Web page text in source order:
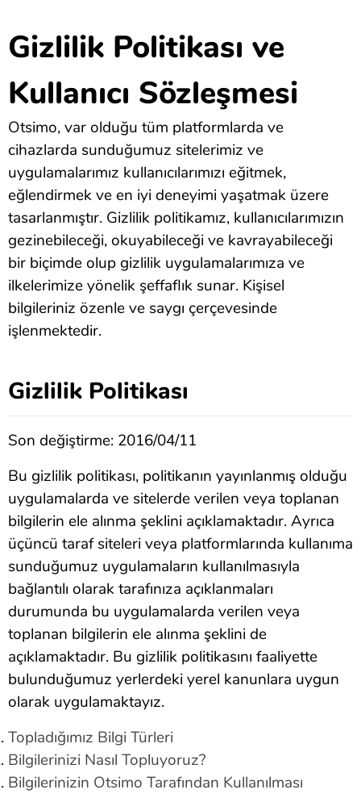
Gizlilik Politikası ve
Kullanıcı Sözleşmesi
Otsimo, var olduğu tüm platformlarda ve
cihazlarda sunduğumuz sitelerimiz ve
uygulamalarımız kullanıcılarımızı eğitmek,
eğlendirmek ve en iyi deneyimi yaşatmak üzere
tasarlanmıştır. Gizlilik politikamız, kullanıcılarımızın
gezinebileceği, okuyabileceği ve kavrayabileceği
bir biçimde olup gizlilik uygulamalarımıza ve
ilkelerimize yönelik şeffaflık sunar. Kişisel
bilgileriniz özenle ve saygı çerçevesinde
işlenmektedir.
Gizlilik Politikası
Son değiştirme: 2016/04/11
Bu gizlilik politikası, politikanın yayınlanmış olduğu
uygulamalarda ve sitelerde verilen veya toplanan
bilgilerin ele alınma şeklini açıklamaktadır. Ayrıca
üçüncü taraf siteleri veya platformlarında kullanıma
sunduğumuz uygulamaların kullanılmasıyla
bağlantılı olarak tarafınıza açıklanmaları
durumunda bu uygulamalarda verilen veya
toplanan bilgilerin ele alınma şeklini de
açıklamaktadır. Bu gizlilik politikasını faaliyette
bulunduğumuz yerlerdeki yerel kanunlara uygun
olarak uygulamaktayız.
Topladığımız Bilgi Türleri
Bilgilerinizi Nasıl Topluyoruz?
Bilgilerinizin Otsimo Tarafından Kullanılması